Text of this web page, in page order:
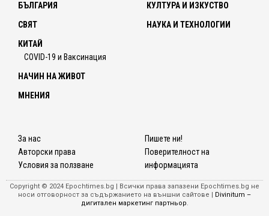
БЪЛГАРИЯ
СВЯТ
КИТАЙ
COVID-19 и Ваксинация
КУЛТУРА И ИЗКУСТВО
НАУКА И ТЕХНОЛОГИИ
НАЧИН НА ЖИВОТ
МНЕНИЯ
За нас
Авторски права
Условия за ползване
Пишете ни!
Поверителност на
информацията
Copyright © 2024 Epochtimes.bg | Всички права запазени Epochtimes.bg не
носи отговорност за съдържанието на външни сайтове |
Divinitum –
дигитален маркетинг партньор.